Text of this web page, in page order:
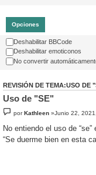
Opciones
Deshabilitar BBCode
Deshabilitar emoticonos
No convertir
REVISIÓN DE TEMA:USO DE
Uso de "SE"
porKathleen »Junio 22,
No entiendo el uso de
“Se duerme bien en esta